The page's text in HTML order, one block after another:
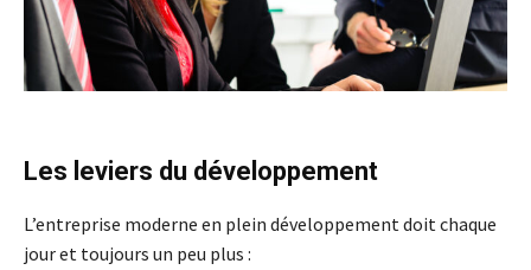
Les leviers du développement
L’entreprise moderne en plein développement doit chaque
jour et toujours un peu plus :